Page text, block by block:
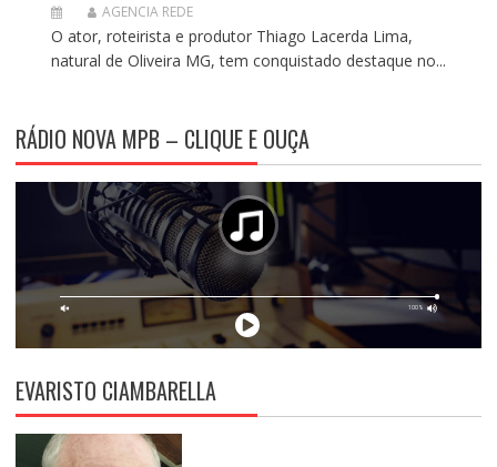
AGENCIA REDE
O ator, roteirista e produtor Thiago Lacerda Lima,
natural de Oliveira MG, tem conquistado destaque no...
RÁDIO NOVA MPB – CLIQUE E OUÇA
EVARISTO CIAMBARELLA